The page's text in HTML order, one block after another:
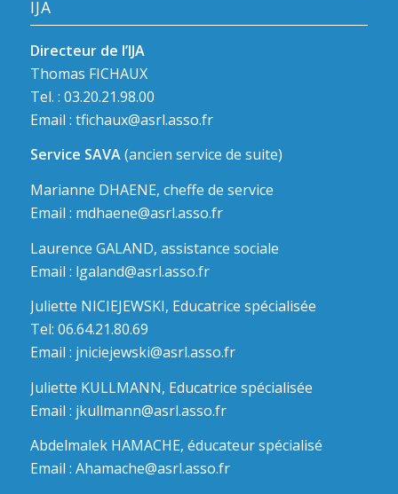
IJA
Directeur de l’IJA
Thomas FICHAUX
Tel. : 03.20.21.98.00
Email : tfichaux@asrl.asso.fr
Service SAVA(ancien service de suite)
Marianne DHAENE, cheffe de service
Email : mdhaene@asrl.asso.fr
Laurence GALAND, assistance sociale
Email : lgaland@asrl.asso.fr
Juliette NICIEJEWSKI, Educatrice spécialisée
Tel: 06.64.21.80.69
Email : jniciejewski@asrl.asso.fr
Juliette KULLMANN, Educatrice spécialisée
Email : jkullmann@asrl.asso.fr
Abdelmalek HAMACHE, éducateur spécialisé
Email : Ahamache@asrl.asso.fr